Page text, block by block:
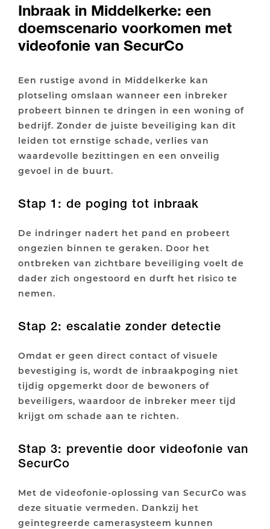
Inbraak in Middelkerke: een
doemscenario voorkomen met
videofonie van SecurCo
Een rustige avond in Middelkerke kan
plotseling omslaan wanneer een inbreker
probeert binnen te dringen in een woning of
bedrijf. Zonder de juiste beveiliging kan dit
leiden tot ernstige schade, verlies van
waardevolle bezittingen en een onveilig
gevoel in de buurt.
Stap 1: de poging tot inbraak
De indringer nadert het pand en probeert
ongezien binnen te geraken. Door het
ontbreken van zichtbare beveiliging voelt de
dader zich ongestoord en durft het risico te
nemen.
Stap 2: escalatie zonder detectie
Omdat er geen direct contact of visuele
bevestiging is, wordt de inbraakpoging niet
tijdig opgemerkt door de bewoners of
beveiligers, waardoor de inbreker meer tijd
krijgt om schade aan te richten.
Stap 3: preventie door videofonie van
SecurCo
Met de videofonie-oplossing van SecurCo was
deze situatie vermeden. Dankzij het
geïntegreerde camerasysteem kunnen